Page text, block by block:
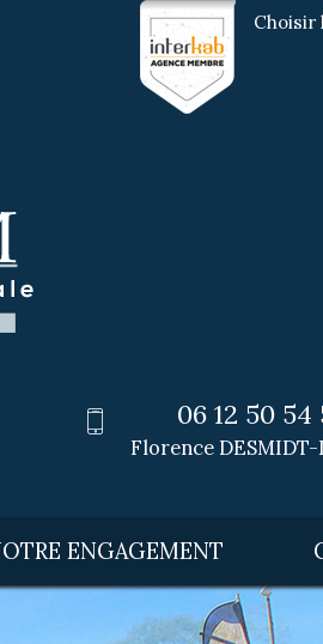
Choisir
06 12 50 54
Florence DESMIDT-
NOTRE ENGAGEMENT